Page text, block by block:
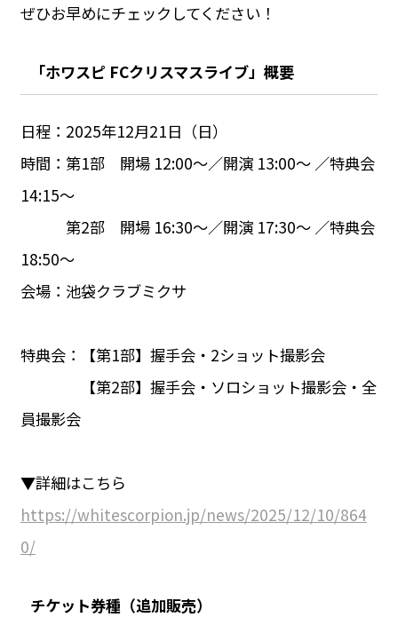
ぜひお早めにチェックしてください！
「ホワスピ FCクリスマスライブ」概要
日程：2025年12月21日（日）
時間：第1部 開場 12:00〜／開演 13:00〜 ／特典会
14:15〜
第2部 開場 16:30〜／開演 17:30〜 ／特典会
18:50〜
会場：池袋クラブミクサ
特典会：【第1部】握手会・2ショット撮影会
【第2部】握手会・ソロショット撮影会・全
員撮影会
▼詳細はこちら
https://whitescorpion.jp/news/2025/12/10/864
0/
チケット券種 （追加販売）